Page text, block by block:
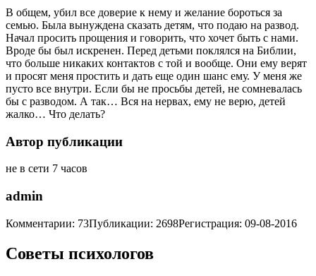
В общем, убил все доверие к нему и желание бороться за
семью. Была вынуждена сказать детям, что подаю на развод.
Начал просить прощения и говорить, что хочет быть с нами.
Вроде бы был искренен. Перед детьми поклялся на Библии,
что больше никаких контактов с той и вообще. Они ему верят
и просят меня простить и дать еще один шанс ему. У меня же
пусто все внутри. Если бы не просьбы детей, не сомневалась
бы с разводом. А так… Вся на нервах, ему не верю, детей
жалко… Что делать?
Автор публикации
не в сети 7 часов
admin
Комментарии: 73Публикации: 2698Регистрация: 09-08-2016
Советы психологов